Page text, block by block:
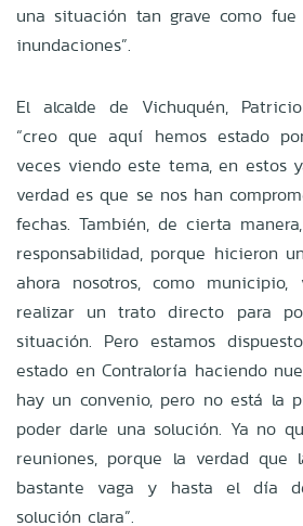
una situación tan grave como
inundaciones”.
El alcalde de Vichuquén,
“creo que aquí hemos estado
veces viendo este tema, en estos
verdad es que se nos han
fechas. También, de cierta
responsabilidad, porque hicieron
ahora nosotros, como
realizar un trato directo para
situación. Pero estamos
estado en Contraloría haciendo
hay un convenio, pero no está la
poder darle una solución. Ya no
reuniones, porque la verdad que
bastante vaga y hasta el día
solución clara”.